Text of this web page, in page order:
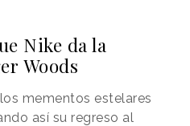
Nike da la
Woods
mementos estelares
así su regreso al